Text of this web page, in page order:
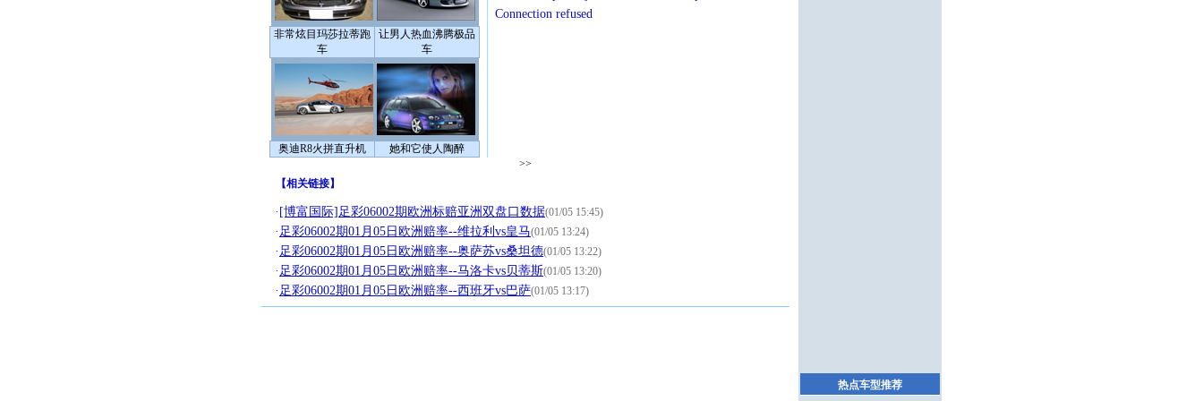
非常炫目玛莎拉蒂跑
车
让男人热血沸腾极品
车
奥迪R8火拼直升机 她和它使人陶醉
Connection refused
>>
【相关链接】
· [博富国际]足彩06002期欧洲标赔亚洲双盘口数据(01/05 15:45)
· 足彩06002期01月05日欧洲赔率--维拉利vs皇马(01/05 13:24)
· 足彩06002期01月05日欧洲赔率--奥萨苏vs桑坦德(01/05 13:22)
· 足彩06002期01月05日欧洲赔率--马洛卡vs贝蒂斯(01/05 13:20)
· 足彩06002期01月05日欧洲赔率--西班牙vs巴萨(01/05 13:17)
热点车型推荐